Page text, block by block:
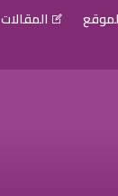
المقالات